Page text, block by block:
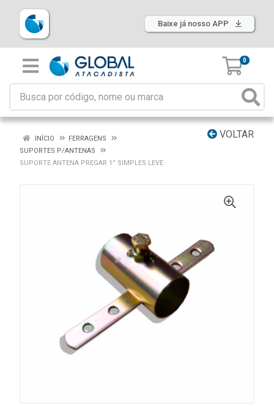
Baixe já nosso APP
0
VOLTAR
INÍCIO
FERRAGENS
SUPORTES P/ANTENAS
SUPORTE ANTENA PREGAR 1” SIMPLES LEVE